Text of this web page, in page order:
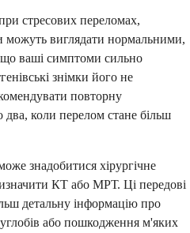
стресових переломах,
можуть виглядати нормальними,
ваші симптоми сильно
знімки його не
повторну
два, коли перелом стане більш
знадобитися хірургічне
КТ або МРТ. Ці передові
детальну інформацію про
або пошкодження м'яких